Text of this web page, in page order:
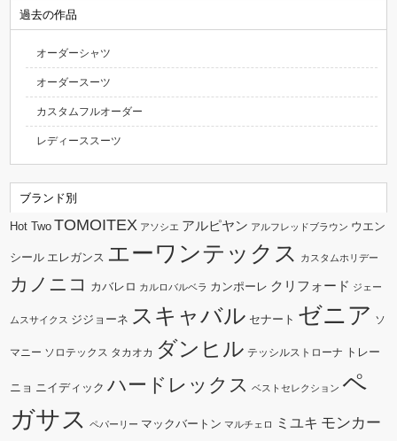
過去の作品
オーダーシャツ
オーダースーツ
カスタムフルオーダー
レディーススーツ
ブランド別
Hot Two TOMOITEX アソシエ アルピヤン アルフレッドブラウン ウエン
シール エレガンス エーワンテックス カスタムホリデー
カノニコ カバレロ カルロバルベラ カンポーレ クリフォード ジェー
ムスサイクス ジジョーネ スキャバル セナート ゼニア ソ
マニー ソロテックス タカオカ ダンヒル テッシルストローナ トレー
ニョ ニイディック ハードレックス ベストセレクション ペ
ガサス
ペパーリー マックバートン マルチェロ ミユキ モンカー